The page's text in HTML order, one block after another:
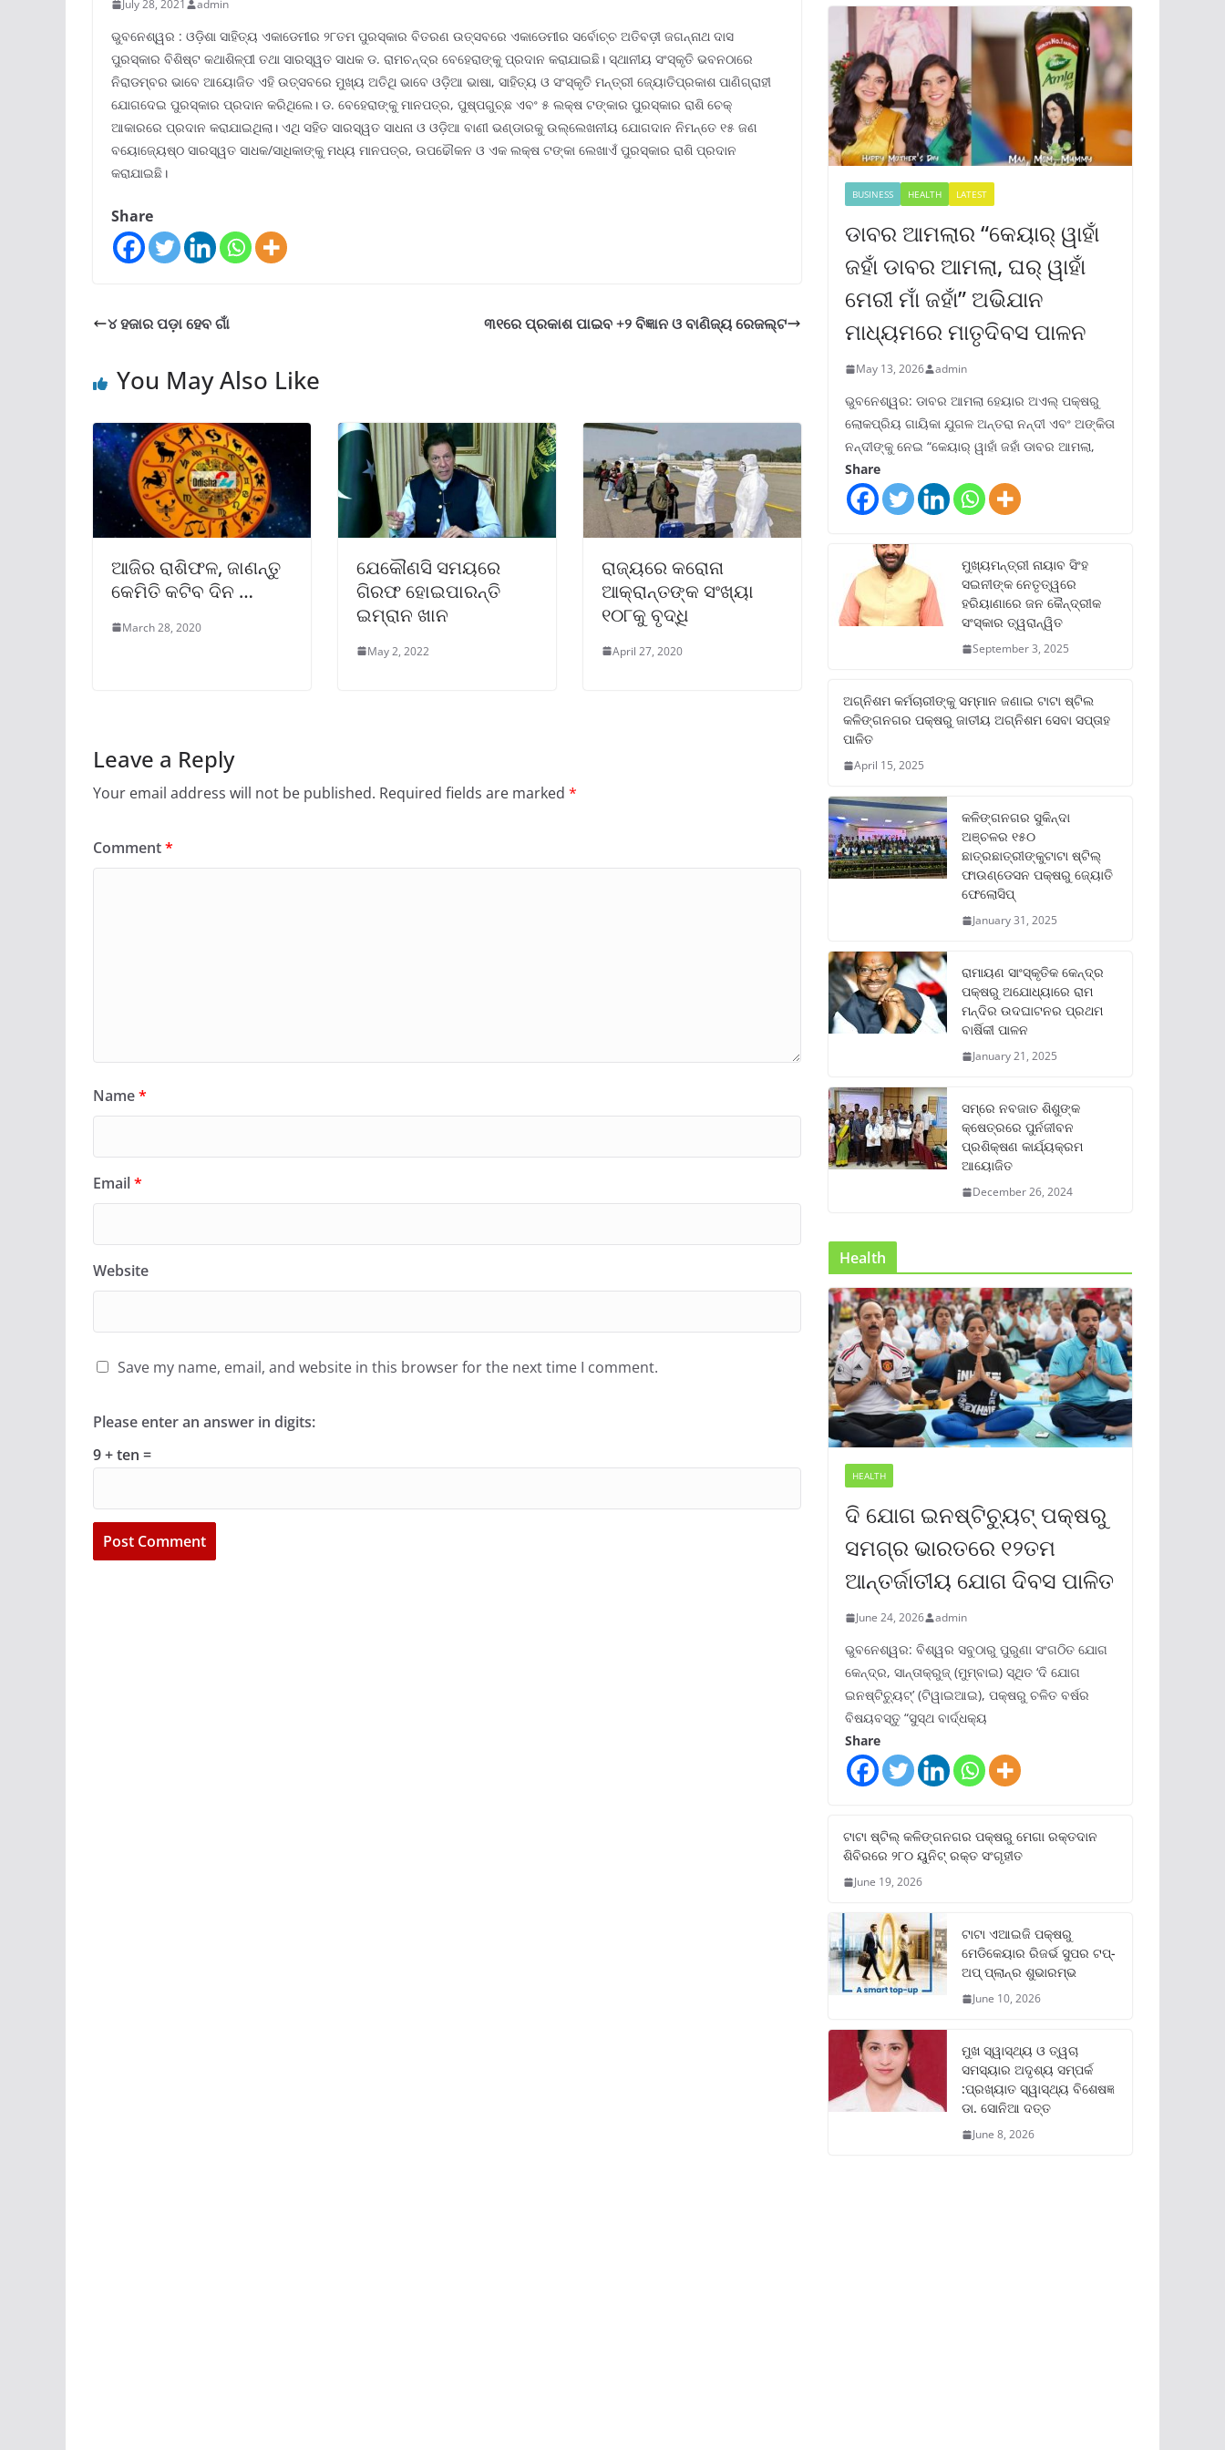
July 28, 2021 admin
ଭୁବନେଶ୍ୱର : ଓଡ଼ିଶା ସାହିତ୍ୟ ଏକାଡେମୀର ୨୮ତମ ପୁରସ୍କାର ବିତରଣ ଉତ୍ସବରେ ଏକାଡେମୀର ସର୍ବୋଚ୍ଚ ଅତିବଡ଼ୀ ଜଗନ୍ନାଥ ଦାସ
ପୁରସ୍କାର ବିଶିଷ୍ଟ କଥାଶିଳ୍ପୀ ତଥା ସାରସ୍ୱତ ସାଧକ ଡ. ରାମଚନ୍ଦ୍ର ବେହେରାଙ୍କୁ ପ୍ରଦାନ କରାଯାଇଛି। ସ୍ଥାନୀୟ ସଂସ୍କୃତି ଭବନଠାରେ
ନିରାଡମ୍ବର ଭାବେ ଆୟୋଜିତ ଏହି ଉତ୍ସବରେ ମୁଖ୍ୟ ଅତିଥି ଭାବେ ଓଡ଼ିଆ ଭାଷା, ସାହିତ୍ୟ ଓ ସଂସ୍କୃତି ମନ୍ତ୍ରୀ ଜ୍ୟୋତିପ୍ରକାଶ ପାଣିଗ୍ରାହୀ
ଯୋଗଦେଇ ପୁରସ୍କାର ପ୍ରଦାନ କରିଥିଲେ। ଡ. ବେହେରାଙ୍କୁ ମାନପତ୍ର, ପୁଷ୍ପଗୁଚ୍ଛ ଏବଂ ୫ ଲକ୍ଷ ଟଙ୍କାର ପୁରସ୍କାର ରାଶି ଚେକ୍
ଆକାରରେ ପ୍ରଦାନ କରାଯାଇଥିଲା। ଏଥି ସହିତ ସାରସ୍ୱତ ସାଧନା ଓ ଓଡ଼ିଆ ବାଣୀ ଭଣ୍ଡାରକୁ ଉଲ୍ଲେଖନୀୟ ଯୋଗଦାନ ନିମନ୍ତେ ୧୫ ଜଣ
ବୟୋଜ୍ୟେଷ୍ଠ ସାରସ୍ୱତ ସାଧକ/ସାଧିକାଙ୍କୁ ମଧ୍ୟ ମାନପତ୍ର, ଉପଢୌକନ ଓ ଏକ ଲକ୍ଷ ଟଙ୍କା ଲେଖାଏଁ ପୁରସ୍କାର ରାଶି ପ୍ରଦାନ
କରାଯାଇଛି।
Share
୪ ହଜାର ପଡ଼ା ହେବ ଗାଁ ୩୧ରେ ପ୍ରକାଶ ପାଇବ +୨ ବିଜ୍ଞାନ ଓ ବାଣିଜ୍ୟ ରେଜଲ୍ଟ
You May Also Like
ଆଜିର ରାଶିଫଳ, ଜାଣନ୍ତୁ
କେମିତି କଟିବ ଦିନ …
March 28, 2020
ଯେକୌଣସି ସମୟରେ
ଗିରଫ ହୋଇପାରନ୍ତି
ଇମ୍ରାନ ଖାନ
May 2, 2022
ରାଜ୍ୟରେ କରୋନା
ଆକ୍ରାନ୍ତଙ୍କ ସଂଖ୍ୟା
୧୦୮କୁ ବୃଦ୍ଧି
April 27, 2020
Leave a Reply
Your email address will not be published. Required fields are marked *
Comment*
Name*
Email*
Website
Save my name, email, and website in this browser for the next time I comment.
Please enter an answer in digits:
9 + ten =
BUSINESS HEALTH LATEST
ଡାବର ଆମଲାର “କେୟାର୍ ୱାହାଁ
ଜହାଁ ଡାବର ଆମଲା, ଘର୍ ୱାହାଁ
ମେରୀ ମାଁ ଜହାଁ” ଅଭିଯାନ
ମାଧ୍ୟମରେ ମାତୃଦିବସ ପାଳନ
May 13, 2026 admin
ଭୁବନେଶ୍ୱର: ଡାବର ଆମଲା ହେୟାର ଅଏଲ୍ ପକ୍ଷରୁ
ଲୋକପ୍ରିୟ ଗାୟିକା ଯୁଗଳ ଅନ୍ତରା ନନ୍ଦୀ ଏବଂ ଅଙ୍କିତା
ନନ୍ଦୀଙ୍କୁ ନେଇ “କେୟାର୍ ୱାହାଁ ଜହାଁ ଡାବର ଆମଲା,
Share
ମୁଖ୍ୟମନ୍ତ୍ରୀ ନାୟାବ ସିଂହ
ସଇନୀଙ୍କ ନେତୃତ୍ୱରେ
ହରିୟାଣାରେ ଜନ କୈନ୍ଦ୍ରୀକ
ସଂସ୍କାର ତ୍ୱରାନ୍ୱିତ
September 3, 2025
ଅଗ୍ନିଶମ କର୍ମଚାରୀଙ୍କୁ ସମ୍ମାନ ଜଣାଇ ଟାଟା ଷ୍ଟିଲ
କଳିଙ୍ଗନଗର ପକ୍ଷରୁ ଜାତୀୟ ଅଗ୍ନିଶମ ସେବା ସପ୍ତାହ
ପାଳିତ
April 15, 2025
କଳିଙ୍ଗନଗର ସୁକିନ୍ଦା
ଅଞ୍ଚଳର ୧୫୦
ଛାତ୍ରଛାତ୍ରୀଙ୍କୁଟାଟା ଷ୍ଟିଲ୍
ଫାଉଣ୍ଡେସନ ପକ୍ଷରୁ ଜ୍ୟୋତି
ଫେଲୋସିପ୍‌
January 31, 2025
ରାମାୟଣ ସାଂସ୍କୃତିକ କେନ୍ଦ୍ର
ପକ୍ଷରୁ ଅଯୋଧ୍ୟାରେ ରାମ
ମନ୍ଦିର ଉଦଘାଟନର ପ୍ରଥମ
ବାର୍ଷିକୀ ପାଳନ
January 21, 2025
ସମ୍‌ରେ ନବଜାତ ଶିଶୁଙ୍କ
କ୍ଷେତ୍ରରେ ପୁର୍ନଜୀବନ
ପ୍ରଶିକ୍ଷଣ କାର୍ଯ୍ୟକ୍ରମ
ଆୟୋଜିତ
December 26, 2024
Health
HEALTH
ଦି ଯୋଗ ଇନଷ୍ଟିଚ୍ୟୁଟ୍ ପକ୍ଷରୁ
ସମଗ୍ର ଭାରତରେ ୧୨ତମ
ଆନ୍ତର୍ଜାତୀୟ ଯୋଗ ଦିବସ ପାଳିତ
June 24, 2026 admin
ଭୁବନେଶ୍ୱର: ବିଶ୍ୱର ସବୁଠାରୁ ପୁରୁଣା ସଂଗଠିତ ଯୋଗ
କେନ୍ଦ୍ର, ସାନ୍ତାକ୍ରୁଜ୍ (ମୁମ୍ବାଇ) ସ୍ଥିତ ‘ଦି ଯୋଗ
ଇନଷ୍ଟିଚ୍ୟୁଟ୍‌’ (ଟିୱାଇଆଇ), ପକ୍ଷରୁ ଚଳିତ ବର୍ଷର
ବିଷୟବସ୍ତୁ “ସୁସ୍ଥ ବାର୍ଦ୍ଧକ୍ୟ
Share
ଟାଟା ଷ୍ଟିଲ୍‌ କଳିଙ୍ଗନଗର ପକ୍ଷରୁ ମେଗା ରକ୍ତଦାନ
ଶିବିରରେ ୨୮୦ ୟୁନିଟ୍‌ ରକ୍ତ ସଂଗୃହୀତ
June 19, 2026
ଟାଟା ଏଆଇଜି ପକ୍ଷରୁ
ମେଡିକେୟାର ରିଜର୍ଭ ସୁପର ଟପ୍‌-
ଅପ୍ ପ୍ଲାନ୍‌ର ଶୁଭାରମ୍ଭ
June 10, 2026
ମୁଖ ସ୍ୱାସ୍ଥ୍ୟ ଓ ତ୍ୱଚା
ସମସ୍ୟାର ଅଦୃଶ୍ୟ ସମ୍ପର୍କ
:ପ୍ରଖ୍ୟାତ ସ୍ୱାସ୍ଥ୍ୟ ବିଶେଷଜ୍ଞ
ଡା. ସୋନିଆ ଦତ୍ତ
June 8, 2026